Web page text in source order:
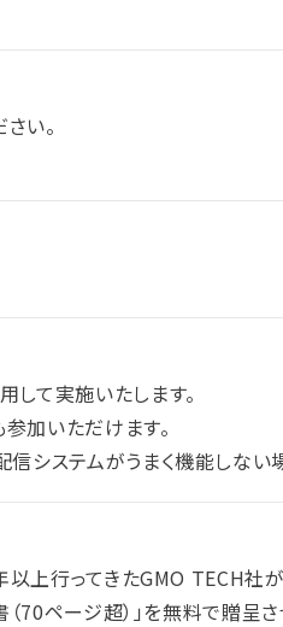
い。
て実施いたします。
加いただけます。
システムがうまく機能しない
上行ってきたGMO TECH社が
70ページ超）」を無料で贈呈さ